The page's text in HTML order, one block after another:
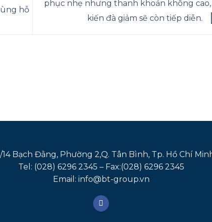
hỗ
phục nhẹ nhưng thanh khoản không
kiến đà giảm sẽ còn tiếp diễn.
14 Bạch Đằng, Phường 2,Q. Tân Bình, Tp. Hồ Chí
Tel: (028) 6296 2345 – Fax:(028) 6296 2345
Email: info@bt-group.vn